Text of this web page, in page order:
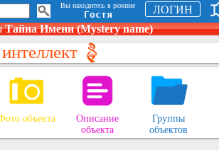
Вы находитесь в режиме
Гостя
ЛОГИН
Тайна Имени (Mystery name)
объекта
Описание
объекта
Группы
объектов